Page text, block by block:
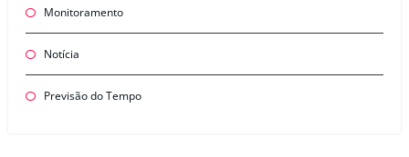
Monitoramento
Notícia
Previsão do Tempo